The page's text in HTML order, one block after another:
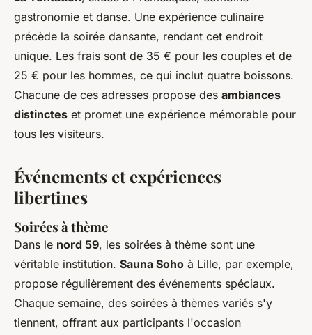
gastronomie et danse. Une expérience culinaire
précède la soirée dansante, rendant cet endroit
unique. Les frais sont de 35 € pour les couples et de
25 € pour les hommes, ce qui inclut quatre boissons.
Chacune de ces adresses propose des ambiances
distinctes et promet une expérience mémorable pour
tous les visiteurs.
Événements et expériences
libertines
Soirées à thème
Dans le nord 59, les soirées à thème sont une
véritable institution. Sauna Soho à Lille, par exemple,
propose régulièrement des événements spéciaux.
Chaque semaine, des soirées à thèmes variés s'y
tiennent, offrant aux participants l'occasion